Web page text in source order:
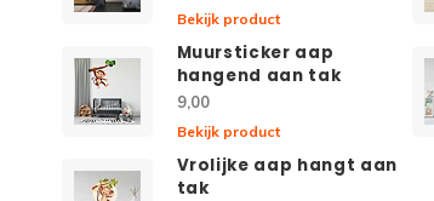
Bekijk product
Muursticker aap
hangend aan tak
9,00
Bekijk product
Vrolijke aap hangt aan
tak